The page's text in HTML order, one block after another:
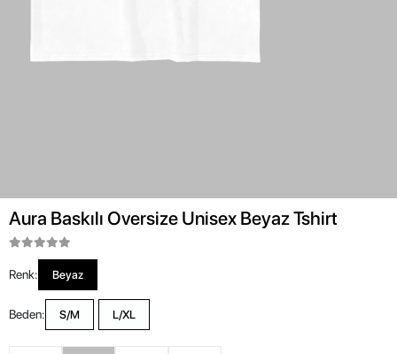
Aura Baskılı Oversize Unisex Beyaz Tshirt
Renk: Beyaz
Beden: S/M L/XL